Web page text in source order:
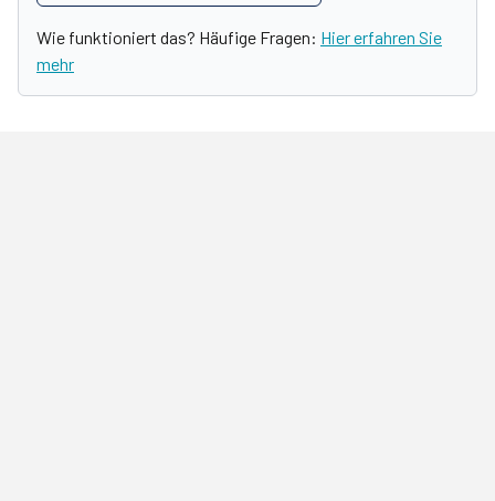
Wie funktioniert das? Häufige Fragen: Hier erfahren Sie
mehr